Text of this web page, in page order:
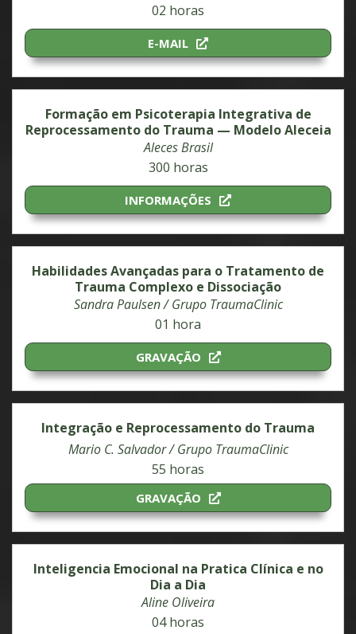
02 horas
E-MAIL
Formação em Psicoterapia Integrativa de
Reprocessamento do Trauma — Modelo Aleceia
Aleces Brasil
300 horas
INFORMAÇÕES
Habilidades Avançadas para o Tratamento de
Trauma Complexo e Dissociação
Sandra Paulsen / Grupo TraumaClinic
01 hora
GRAVAÇÃO
Integração e Reprocessamento do Trauma
Mario C. Salvador / Grupo TraumaClinic
55 horas
GRAVAÇÃO
Inteligencia Emocional na Pratica Clínica e no
Dia a Dia
Aline Oliveira
04 horas